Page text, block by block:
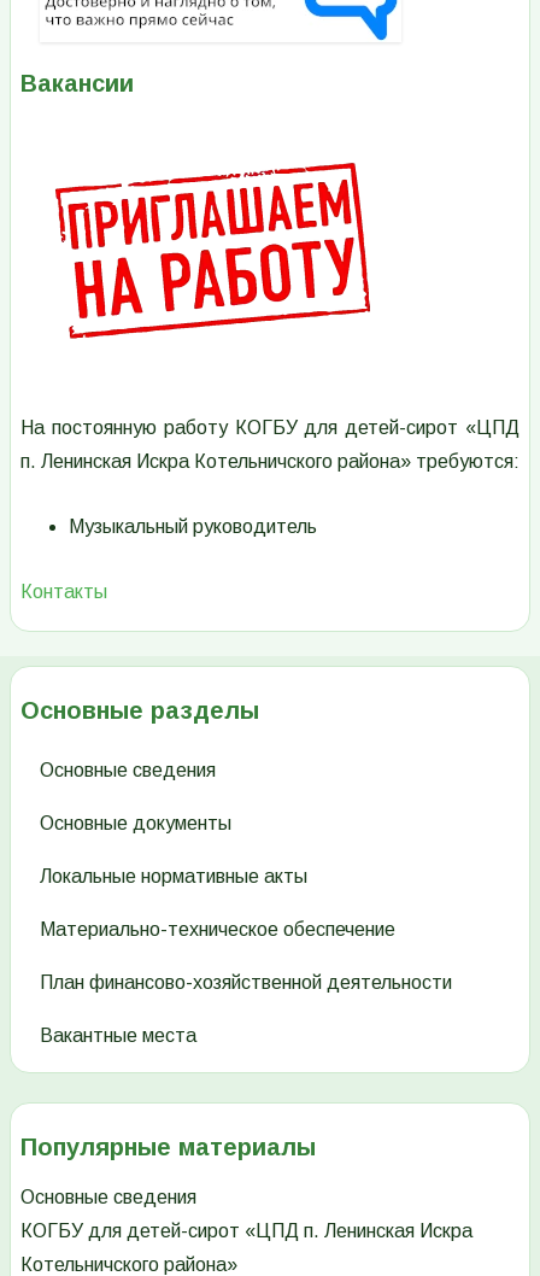
Вакансии
На постоянную работу КОГБУ для детей-сирот «ЦПД
п. Ленинская Искра Котельничского района» требуются:
Музыкальный руководитель
Контакты
Основные разделы
Основные сведения
Основные документы
Локальные нормативные акты
Материально-техническое обеспечение
План финансово-хозяйственной деятельности
Вакантные места
Популярные материалы
Основные сведения
КОГБУ для детей-сирот «ЦПД п. Ленинская Искра
Котельничского района»